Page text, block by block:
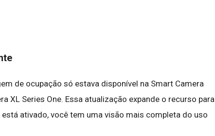
de ocupação só estava disponível na Smart Camera
XL Series One. Essa atualização expande o recurso para
ativado, você tem uma visão mais completa do uso